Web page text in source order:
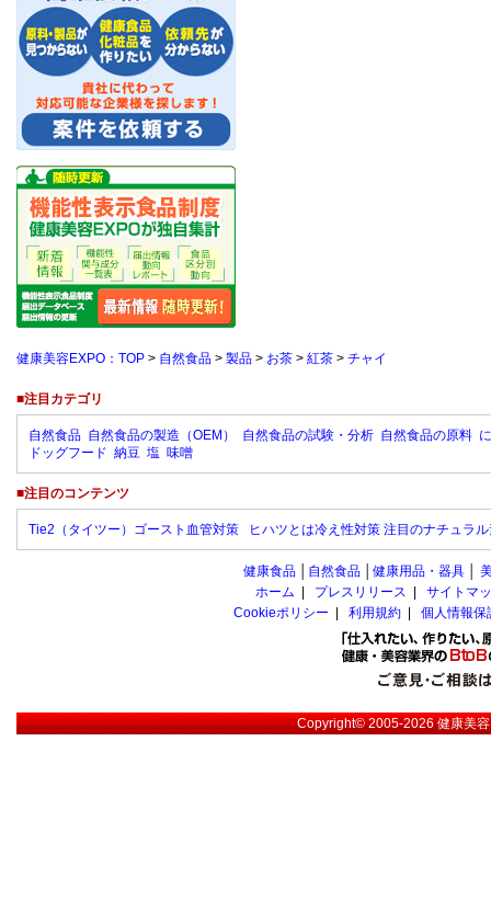
健康美容EXPO：TOP > 自然食品 > 製品 > お茶 > 紅茶 > チャイ
■注目カテゴリ
自然食品 自然食品の製造（OEM） 自然食品の試験・分析 自然食品の原料
ドッグフード 納豆 塩 味噌
■注目のコンテンツ
Tie2（タイツー）ゴースト血管対策 ヒハツとは冷え性対策 注目のナチュラ
健康食品 自然食品 健康用品・器具
ホーム
プレスリリース
サイトマ
Cookieポリシー
利用規約| 個人情報保
Copyright© 2005-2026健康美